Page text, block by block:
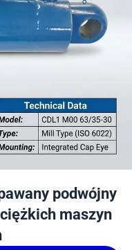
podwójny
maszyn